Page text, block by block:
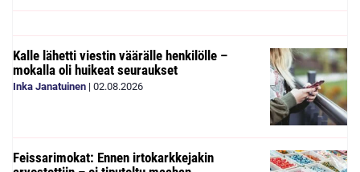
Kalle lähetti viestin väärälle henkilölle –
mokalla oli huikeat seuraukset
Inka Janatuinen | 02.08.2026
Feissarimokat: Ennen irtokarkkejakin